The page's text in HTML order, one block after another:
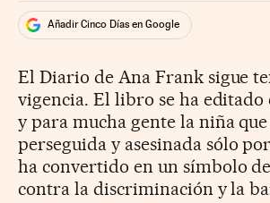
Añadir Cinco Días en Google
El Diario de Ana Frank sigue
vigencia. El libro se ha editado
y para mucha gente la niña
perseguida y asesinada sólo
ha convertido en un símbolo
contra la discriminación y la